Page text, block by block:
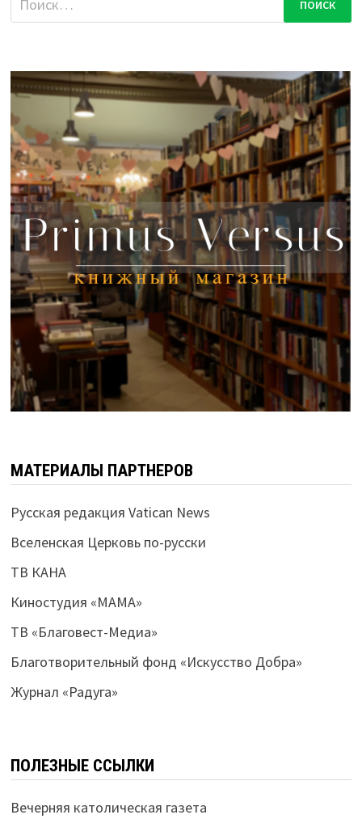
МАТЕРИАЛЫ ПАРТНЕРОВ
Русская редакция Vatican News
Вселенская Церковь по-русски
ТВ КАНА
Киностудия «МАМА»
ТВ «Благовест-Медиа»
Благотворительный фонд «Искусство Добра»
Журнал «Радуга»
ПОЛЕЗНЫЕ ССЫЛКИ
Вечерняя католическая газета